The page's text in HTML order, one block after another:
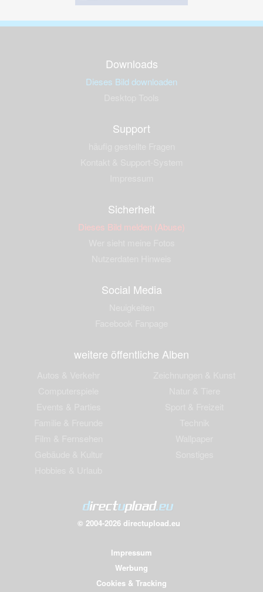
Downloads
Dieses Bild downloaden
Support
Sicherheit
Dieses Bild melden (Abuse)
Social Media
weitere öffentliche Alben
© 2004-2026 directupload.eu
Impressum
Werbung
Cookies & Tracking